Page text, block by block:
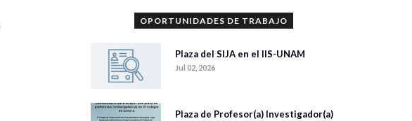
OPORTUNIDADES DE TRABAJO
Plaza del SIJA en el IIS-UNAM
Jul 02, 2026
Plaza de Profesor(a) Investigador(a)